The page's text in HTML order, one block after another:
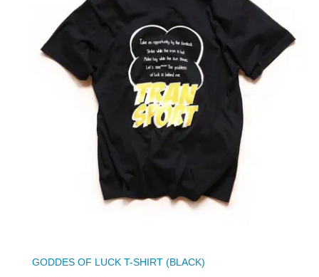
GODDES OF LUCK T-SHIRT (BLACK)